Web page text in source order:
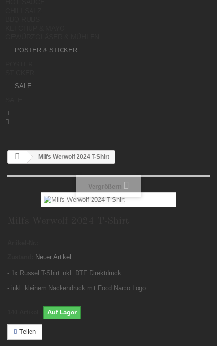
POSTER & STICKER
SALE


Milfs Werwolf 2024 T-Shirt
Vergrößern
Neuer Artikel
- 1x Russel T-Shirt inkl. DTF Direktdruck
- inkl. kleinem Nackendruck mit Food Narco Logo
Auf Lager
Teilen